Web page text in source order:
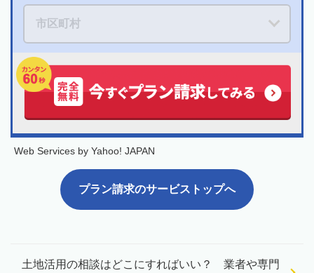
Web Services by Yahoo! JAPAN
プラン請求のサービストップへ
土地活用の相談はどこにすればいい？ 業者や専門